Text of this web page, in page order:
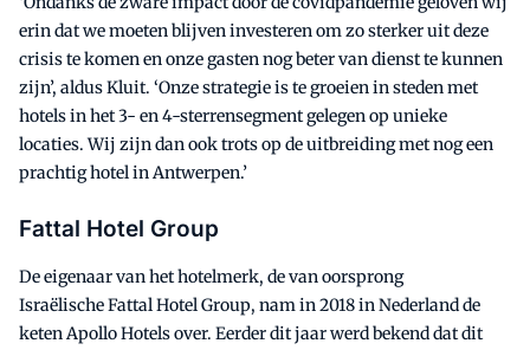
erin dat we moeten blijven investeren om zo sterker uit deze
crisis te komen en onze gasten nog beter van dienst te kunnen
zijn’, aldus Kluit. ‘Onze strategie is te groeien in steden met
hotels in het 3- en 4-sterrensegment gelegen op unieke
locaties. Wij zijn dan ook trots op de uitbreiding met nog een
prachtig hotel in Antwerpen.’
Fattal Hotel Group
De eigenaar van het hotelmerk, de van oorsprong
Israëlische Fattal Hotel Group, nam in 2018 in Nederland de
keten Apollo Hotels over. Eerder dit jaar werd bekend dat dit